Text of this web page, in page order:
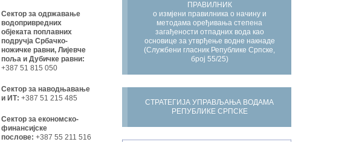
ПРАВИЛНИК
о измјени правилника о начину и
методама оређивања степена
загађености отпадних вода као
основице за утврђење водне накнаде
(Службени гласник Републике Српске,
број 55/25)
СТРАТЕГИЈА УПРАВЉАЊА ВОДАМА
РЕПУБЛИКЕ СРПСКЕ
Сектор за одржавање
водопривредних
објеката поплавних
подручја Србачко-
ножичке равни, Лијевче
поља и Дубичке равни:
+387 51 815 050
Сектор за наводњавање
и ИТ: +387 51 215 485
Сектор за економско-
финансијске
послове: +387 55 211 516